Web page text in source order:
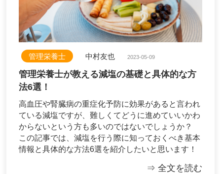
管理栄養士 中村友也 2023-05-09
管理栄養士が教える減塩の基礎と具体的な方
法6選！
高血圧や腎臓病の重症化予防に効果があると言われ
ている減塩ですが、難しくてどうに進めていいかわ
からないという方も多いのではないでしょうか？
この記事では、減塩を行う際に知っておくべき基本
情報と具体的な方法6選を紹介したいと思います！
⇒ 全文を読む